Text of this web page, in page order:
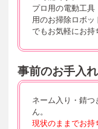
プロ用の電動工具
用のお掃除ロボ
でもお気軽にお持
事前のお手入
ネーム入り・錆
ん。
現状のままでお持